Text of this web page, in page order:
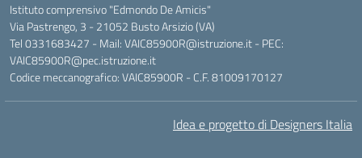
Istituto comprensivo "Edmondo De Amicis"
Via Pastrengo, 3 - 21052 Busto Arsizio (VA)
Tel 0331683427 - Mail: VAIC85900R@istruzione.it - PEC:
VAIC85900R@pec.istruzione.it
Codice meccanografico: VAIC85900R - C.F. 81009170127
Idea e progetto di Designers Italia